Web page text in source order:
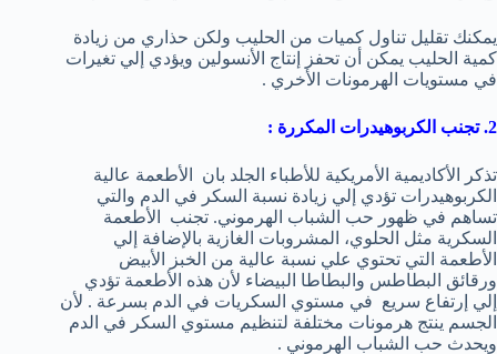
يمكنك تقليل تناول كميات من الحليب ولكن حذاري من زيادة
كمية الحليب يمكن أن تحفز إنتاج الأنسولين ويؤدي إلي تغيرات
في مستويات الهرمونات الأخري .
2. تجنب الكربوهيدرات المكررة :
تذكر الأكاديمية الأمريكية للأطباء الجلد بان الأطعمة عالية
الكربوهيدرات تؤدي إلي زيادة نسبة السكر في الدم والتي
تساهم في ظهور حب الشباب الهرموني. تجنب الأطعمة
السكرية مثل الحلوي، المشروبات الغازية بالإضافة إلي
الأطعمة التي تحتوي علي نسبة عالية من الخبز الأبيض
ورقائق البطاطس والبطاطا البيضاء لأن هذه الأطعمة تؤدي
إلي إرتفاع سريع في مستوي السكريات في الدم بسرعة . لأن
الجسم ينتج هرمونات مختلفة لتنظيم مستوي السكر في الدم
ويحدث حب الشباب الهرموني .